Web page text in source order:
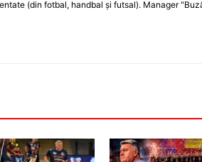
(din fotbal, handbal şi futsal). Manager